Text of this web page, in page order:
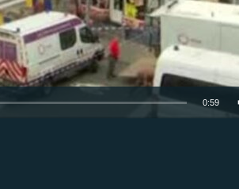
0:59